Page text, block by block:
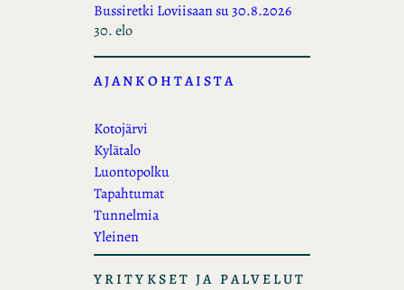
Bussiretki Loviisaan su 30.8.2026
30. elo
AJANKOHTAISTA
Kotojärvi
Kylätalo
Luontopolku
Tapahtumat
Tunnelmia
Yleinen
YRITYKSET JA PALVELUT